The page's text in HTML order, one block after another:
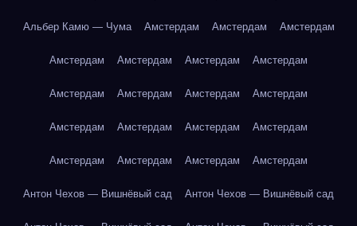
Альбер Камю — Чума Амстердам Амстердам Амстердам
Амстердам Амстердам Амстердам Амстердам
Амстердам Амстердам Амстердам Амстердам
Амстердам Амстердам Амстердам Амстердам
Амстердам Амстердам Амстердам Амстердам
Антон Чехов — Вишнёвый сад Антон Чехов — Вишнёвый сад